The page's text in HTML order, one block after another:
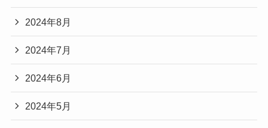
2024年8月
2024年7月
2024年6月
2024年5月